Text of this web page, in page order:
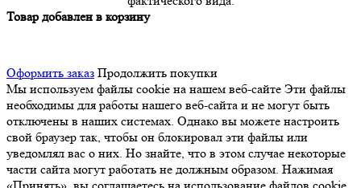
Товар добавлен в корзину
Оформить заказ Продолжить покупки
Мы используем файлы cookie на нашем веб-сайте Эти файлы
необходимы для работы нашего веб-сайта и не могут быть
отключены в наших системах. Однако вы можете настроить
свой браузер так, чтобы он блокировал эти файлы или
уведомлял вас о них. Но знайте, что в этом случае некоторые
части сайта могут работать не должным образом. Нажимая